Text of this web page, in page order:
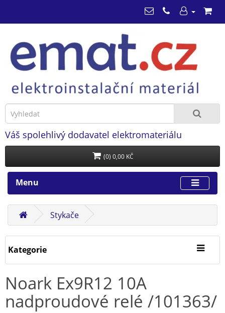
Váš spolehlivý dodavatel elektromateriálu
(0) 0,00 KČ
Menu
Stykače
Kategorie
Noark Ex9R12 10A
nadproudové relé /101363/